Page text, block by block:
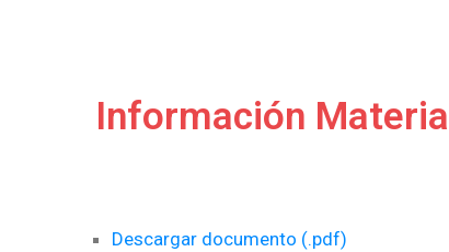
Información
Descargar documento (.pdf)